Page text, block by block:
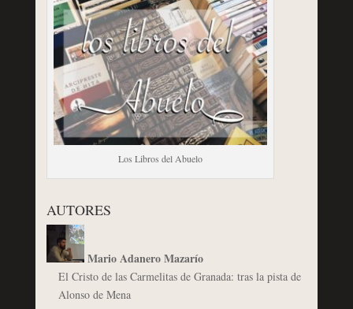
Los Libros del Abuelo
AUTORES
Mario Adanero Mazarío
El Cristo de las Carmelitas de Granada: tras la pista de
Alonso de Mena